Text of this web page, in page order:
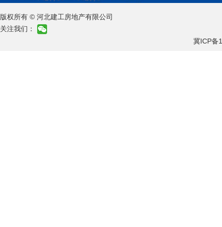
版权所有 © 河北建工房地产有限公司
关注我们：
冀ICP备